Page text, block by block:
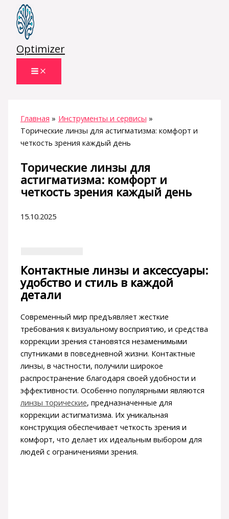
Перейти
содержимому
Optimizer
Главная
Инструменты и сервисы
Торические линзы для астигматизма: комфорт и
четкость зрения каждый день
Торические линзы для
астигматизма: комфорт и
четкость зрения каждый день
15.10.2025
Контактные линзы и аксессуары:
удобство и стиль в каждой
детали
Современный мир предъявляет жесткие
требования к визуальному восприятию, и средства
коррекции зрения становятся незаменимыми
спутниками в повседневной жизни. Контактные
линзы, в частности, получили широкое
распространение благодаря своей удобности и
эффективности. Особенно популярными являются
линзы торические, предназначенные для
коррекции астигматизма. Их уникальная
конструкция обеспечивает четкость зрения и
комфорт, что делает их идеальным выбором для
людей с ограничениями зрения.